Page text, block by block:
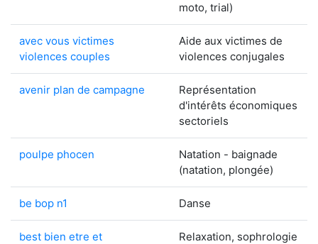
moto, trial)
avec vous victimes
violences couples
Aide aux victimes de
violences conjugales
avenir plan de campagne
Représentation
d'intérêts économiques
sectoriels
poulpe phocen
Natation - baignade
(natation, plongée)
be bop n1 Danse
best bien etre et
Relaxation, sophrologie